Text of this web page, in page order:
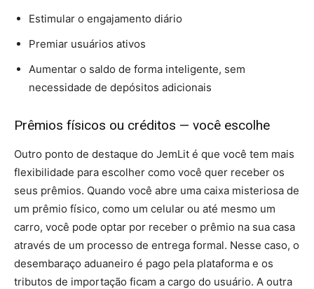
Estimular o engajamento diário
Premiar usuários ativos
Aumentar o saldo de forma inteligente, sem
necessidade de depósitos adicionais
Prêmios físicos ou créditos — você escolhe
Outro ponto de destaque do JemLit é que você tem mais
flexibilidade para escolher como você quer receber os
seus prêmios. Quando você abre uma caixa misteriosa de
um prêmio físico, como um celular ou até mesmo um
carro, você pode optar por receber o prêmio na sua casa
através de um processo de entrega formal. Nesse caso, o
desembaraço aduaneiro é pago pela plataforma e os
tributos de importação ficam a cargo do usuário. A outra